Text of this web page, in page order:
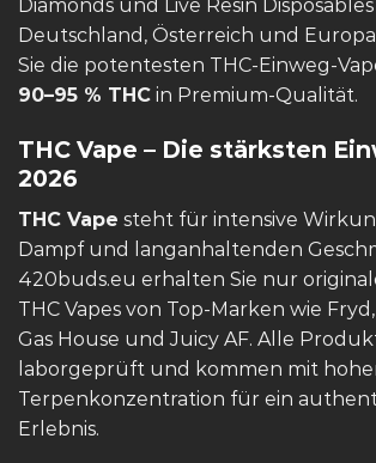
Diamonds und Live Resin
Deutschland, Österreich und
Sie die potentesten THC-Einweg-
90–95 % THC in Premium-Qualität.
THC Vape – Die stärksten
2026
THC Vape steht für intensive
Dampf und langanhaltenden
420buds.eu erhalten Sie nur
THC Vapes von Top-Marken wie
Gas House und Juicy AF. Alle
laborgeprüft und kommen mit
Terpenkonzentration für ein
Erlebnis.